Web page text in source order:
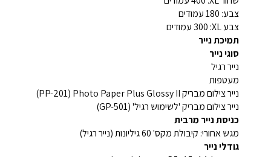
צבע: 180 עמודים
צבע XL‏: 300 עמודים
תמיכת נייר
סוגי נייר
נייר רגיל
מעטפות
נייר צילום מבריק Photo Paper Plus Glossy II ‏(PP-201)
נייר צילום מבריק 'לשימוש רגיל' (GP-501)
כניסת נייר מרבית
מגש אחורי: קיבולת מקס' 60 גיליונות (נייר רגיל)
גודלי נייר